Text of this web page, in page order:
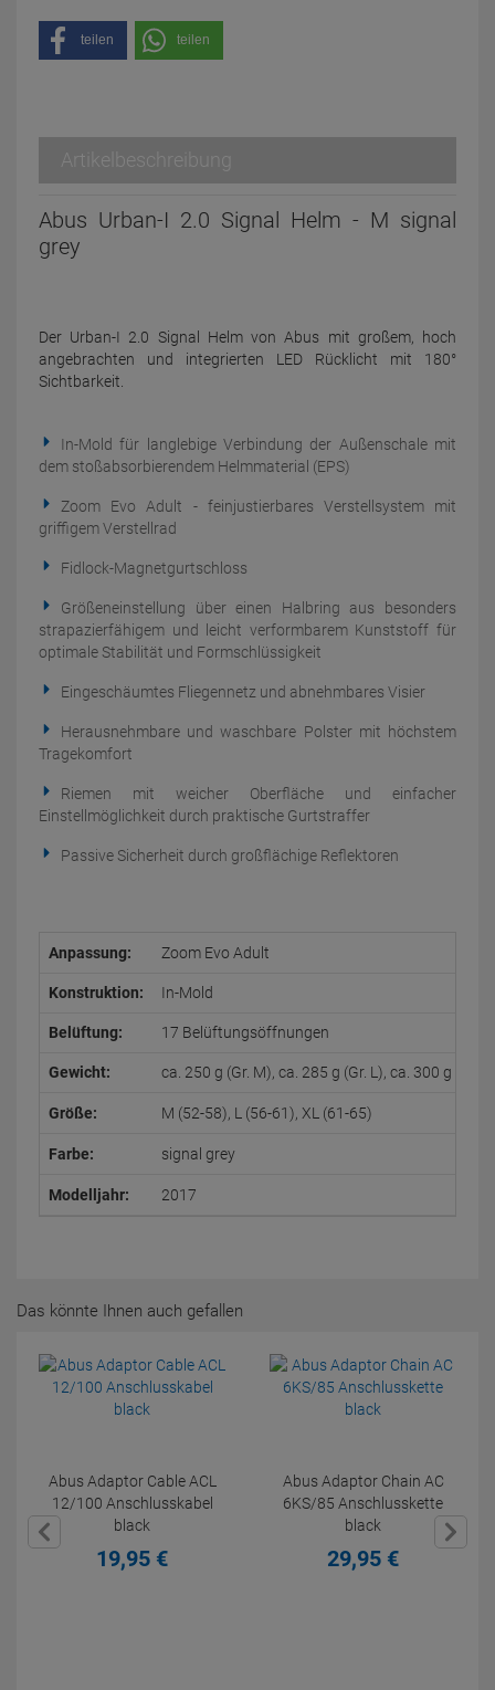
teilen teilen
Artikelbeschreibung
Abus Urban-I 2.0 Signal Helm - M signal
grey
Der Urban-I 2.0 Signal Helm von Abus mit großem, hoch
angebrachten und integrierten LED Rücklicht mit 180°
Sichtbarkeit.
In-Mold für langlebige Verbindung der Außenschale mit
dem stoßabsorbierendem Helmmaterial (EPS)
Zoom Evo Adult - feinjustierbares Verstellsystem mit
griffigem Verstellrad
Fidlock-Magnetgurtschloss
Größeneinstellung über einen Halbring aus besonders
strapazierfähigem und leicht verformbarem Kunststoff für
optimale Stabilität und Formschlüssigkeit
Eingeschäumtes Fliegennetz und abnehmbares Visier
Herausnehmbare und waschbare Polster mit höchstem
Tragekomfort
Riemen mit weicher Oberfläche und einfacher
Einstellmöglichkeit durch praktische Gurtstraffer
Passive Sicherheit durch großflächige Reflektoren
Anpassung: Zoom Evo Adult
Konstruktion: In-Mold
Belüftung: 17 Belüftungsöffnungen
Gewicht: ca. 250 g (Gr. M), ca. 285 g (Gr. L), ca. 300 g (Gr.
Größe: M (52-58), L (56-61), XL (61-65)
Farbe: signal grey
Modelljahr: 2017
Das könnte Ihnen auch gefallen
Abus Adaptor Cable ACL
12/100 Anschlusskabel
black
19,95 €
Abus Adaptor Chain AC
6KS/85 Anschlusskette
black
29,95 €